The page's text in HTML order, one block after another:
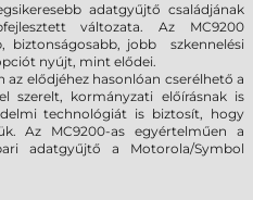
adatgyűjtő családjának
változata. Az MC9200
biztonságosabb, jobb szkennelési
nyújt, mint elődei.
az elődjéhez hasonlóan cserélhető a
szerelt, kormányzati előírásnak is
technológiát is biztosít, hogy
Az MC9200-as egyértelműen a
adatgyűjtő a Motorola/Symbol